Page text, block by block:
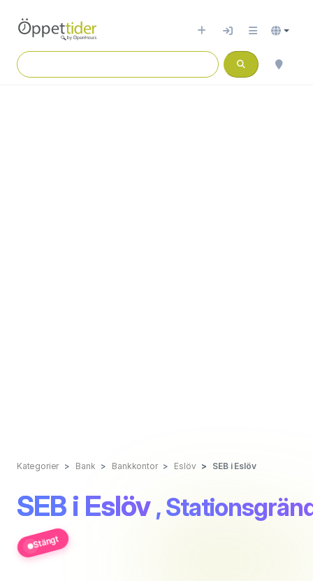
Kategorier Bank Bankkontor Eslöv SEB i Eslöv
SEB i Eslöv ,
Stängt